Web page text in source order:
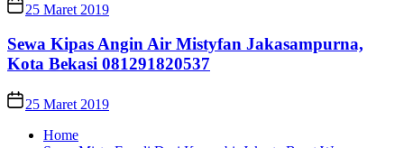
25 Maret 2019
Sewa Kipas Angin Air Mistyfan Jakasampurna,
Kota Bekasi 081291820537
25 Maret 2019
Home